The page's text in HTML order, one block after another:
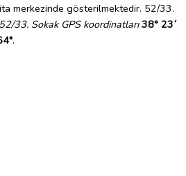
merkezinde gösterilmektedir. 52/33.
52/33. Sokak GPS koordinatları 38° 23´
.